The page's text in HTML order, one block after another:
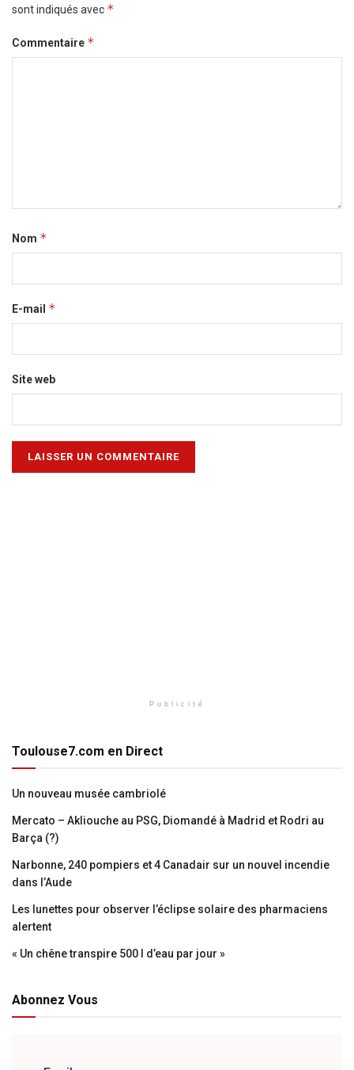
sont indiqués avec *
Commentaire *
Nom *
E-mail *
Site web
Publicité
Toulouse7.com en Direct
Un nouveau musée cambriolé
Mercato – Akliouche au PSG, Diomandé à Madrid et Rodri au
Barça (?)
Narbonne, 240 pompiers et 4 Canadair sur un nouvel incendie
dans l’Aude
Les lunettes pour observer l’éclipse solaire des pharmaciens
alertent
« Un chêne transpire 500 l d’eau par jour »
Abonnez Vous